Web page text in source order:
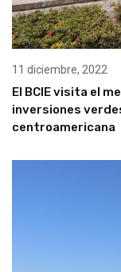
11 diciembre, 2022
El BCIE visita el
inversiones
centroamericana